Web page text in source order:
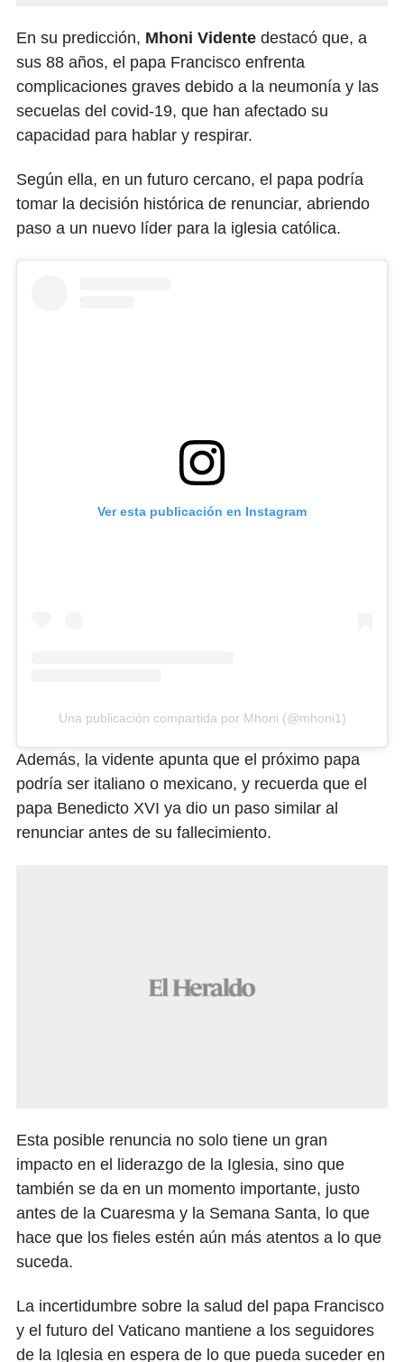
En su predicción, Mhoni Vidente destacó que, a
sus 88 años, el papa Francisco enfrenta
complicaciones graves debido a la neumonía y las
secuelas del covid-19, que han afectado su
capacidad para hablar y respirar.
Según ella, en un futuro cercano, el papa podría
tomar la decisión histórica de renunciar, abriendo
paso a un nuevo líder para la iglesia católica.
Ver esta publicación en Instagram
Una publicación compartida por Mhoni (@mhoni1)
Además, la vidente apunta que el próximo papa
podría ser italiano o mexicano, y recuerda que el
papa Benedicto XVI ya dio un paso similar al
renunciar antes de su fallecimiento.
Esta posible renuncia no solo tiene un gran
impacto en el liderazgo de la Iglesia, sino que
también se da en un momento importante, justo
antes de la Cuaresma y la Semana Santa, lo que
hace que los fieles estén aún más atentos a lo que
suceda.
La incertidumbre sobre la salud del papa Francisco
y el futuro del Vaticano mantiene a los seguidores
de la Iglesia en espera de lo que pueda suceder en